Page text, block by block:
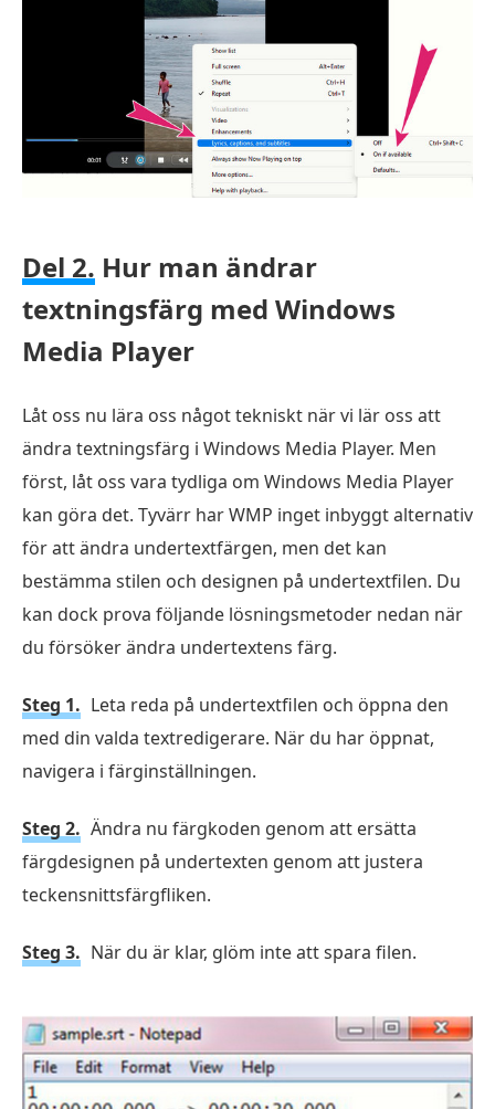
Del 2. Hur man ändrar
textningsfärg med Windows
Media Player
Låt oss nu lära oss något tekniskt när vi lär oss att
ändra textningsfärg i Windows Media Player. Men
först, låt oss vara tydliga om Windows Media Player
kan göra det. Tyvärr har WMP inget inbyggt alternativ
för att ändra undertextfärgen, men det kan
bestämma stilen och designen på undertextfilen. Du
kan dock prova följande lösningsmetoder nedan när
du försöker ändra undertextens färg.
Steg 1. Leta reda på undertextfilen och öppna den
med din valda textredigerare. När du har öppnat,
navigera i färginställningen.
Steg 2. Ändra nu färgkoden genom att ersätta
färgdesignen på undertexten genom att justera
teckensnittsfärgfliken.
Steg 3. När du är klar, glöm inte att spara filen.